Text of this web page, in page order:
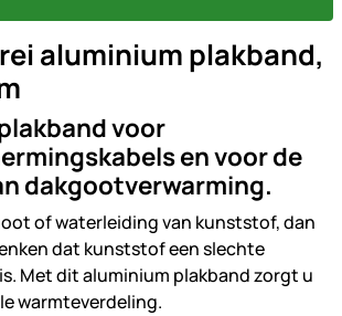
aluminium plakband,
voor
en voor de
dakgootverwarming.
of waterleiding van kunststof, dan
dat kunststof een slechte
Met dit aluminium plakband zorgt u
warmteverdeling.